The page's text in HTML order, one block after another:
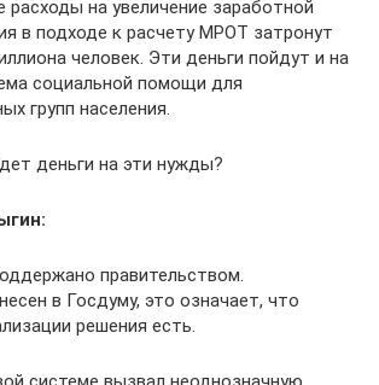
расходы на увеличение заработной
в подходе к расчету МРОТ затронут
человек. Эти деньги пойдут и на
социальной помощи для
групп населения.
деньги на эти нужды?
правительством.
в Госдуму, это означает, что
решения есть.